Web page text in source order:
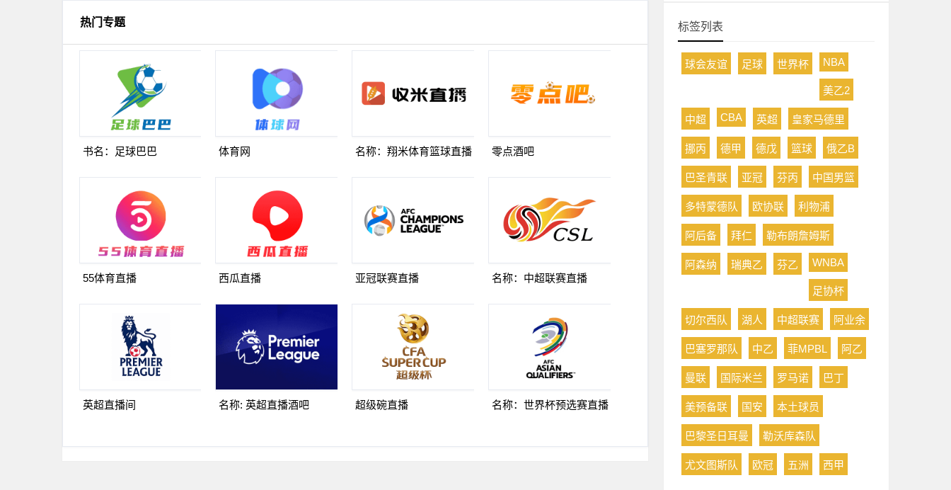
热门专题
书名：足球巴巴 体育网 名称：翔米体育篮球直播 零点酒吧
55体育直播 西瓜直播 亚冠联赛直播 名称：中超联赛直播
英超直播间 名称: 英超直播酒吧 超级碗直播 名称：世界杯预选赛直播
标签列表
球会友谊 足球 世界杯 NBA
美乙2
中超 CBA 英超 皇家马德里
挪丙 德甲 德戊 篮球 俄乙B
巴圣青联 亚冠 芬丙 中国男篮
多特蒙德队 欧协联 利物浦
阿后备 拜仁 勒布朗詹姆斯
阿森纳 瑞典乙 芬乙 WNBA
足协杯
切尔西队 湖人 中超联赛 阿业余
巴塞罗那队 中乙 菲MPBL 阿乙
曼联 国际米兰 罗马诺 巴丁
美预备联 国安 本土球员
巴黎圣日耳曼 勒沃库森队
尤文图斯队 欧冠 五洲 西甲